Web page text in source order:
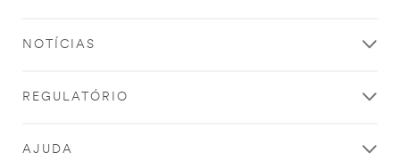
NOTÍCIAS
REGULATÓRIO
AJUDA